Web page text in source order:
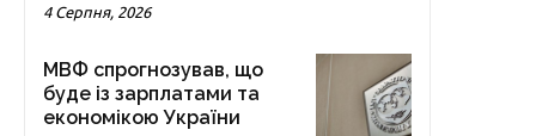
4 Серпня, 2026
МВФ спрогнозував, що
буде із зарплатами та
економікою України